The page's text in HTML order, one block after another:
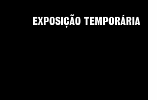
EXPOSIÇÃO TEMPORÁRIA